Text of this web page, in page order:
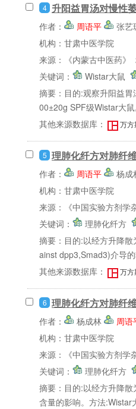
4 升阳益胃汤对慢性
作者：
周语平 张艺
机构：甘肃中医学院
来源：《内蒙古中医药》
关键词：
Wistar大鼠
摘要： 目的:观察升阳益
00±20g SPF级Wistar大
其他来源数据库：
万方
5 理肺化纤方对肺纤
作者：
周语平
杨成
机构：甘肃中医学院
来源：《中国实验方剂
关键词：
理肺化纤方
摘要： 目的:以经方升降
ainst dpp3,Smad3)介导
其他来源数据库：
万方
6 理肺化纤方对肺纤
作者：
杨成林
周语
机构：甘肃中医学院
来源：《中国实验方剂
关键词：
理肺化纤方
摘要： 目的:以经方升降
含量的影响。方法